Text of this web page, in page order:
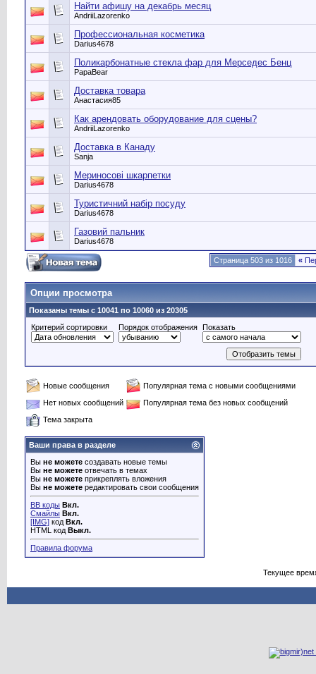
Найти афишу на декабрь месяц
AndriiLazorenko
Профессиональная косметика
Darius4678
Поликарбонатные стекла фар для Мерседес Бенц
PapaBear
Доставка товара
Анастасия85
Как арендовать оборудование для сцены?
AndriiLazorenko
Доставка в Канаду
Sanja
Мериносові шкарпетки
Darius4678
Туристичний набір посуду
Darius4678
Газовий пальник
Darius4678
Страница 503 из 1016 «
Опции просмотра
Показаны темы с 10041 по 10060 из 20305
Критерий сортировки
Порядок отображения Показать
Новые сообщения
Популярная тема с новыми сообщениями
Нет новых сообщений
Популярная тема без новых сообщений
Тема закрыта
Ваши права в разделе
Вы не можете создавать новые темы
Вы не можете отвечать в темах
Вы не можете прикреплять вложения
Вы не можете редактировать свои сообщения
BB коды Вкл.
Смайлы Вкл.
[IMG] код Вкл.
HTML код Выкл.
Правила форума
Текущее